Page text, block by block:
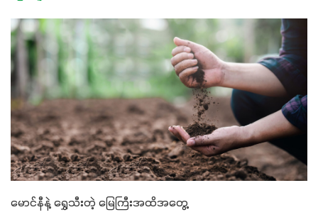
မောင်နီနဲ့ ရွှေသီးတဲ့ မြေကြီးအထိအတွေ့